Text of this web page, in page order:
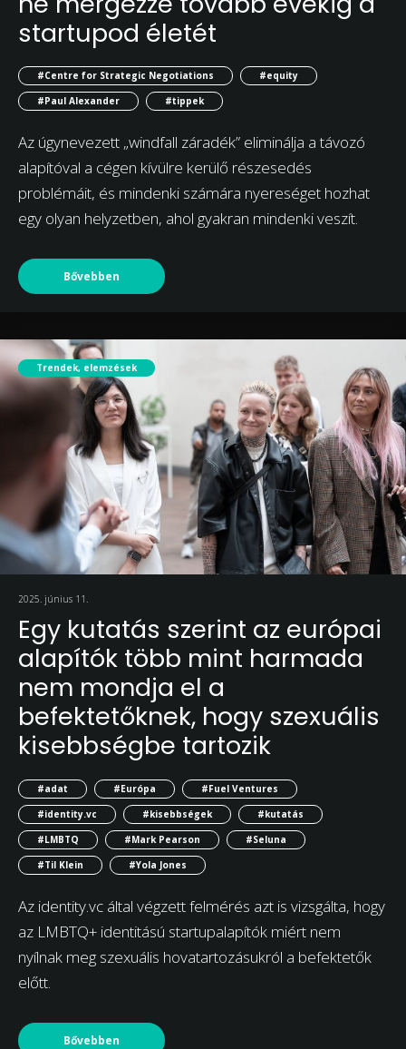
startupod életét
#Centre for Strategic Negotiations
#equity
#Paul Alexander
#tippek
Az úgynevezett „windfall záradék” eliminálja a távozó
alapítóval a cégen kívülre kerülő részesedés
problémáit, és mindenki számára nyereséget hozhat
egy olyan helyzetben, ahol gyakran mindenki veszít.
Bővebben
Trendek, elemzések
2025. június 11.
Egy kutatás szerint az európai
alapítók több mint harmada
nem mondja el a
befektetőknek, hogy szexuális
kisebbségbe tartozik
#adat #Európa
#Fuel Ventures
#identity.vc
#kisebbségek
#kutatás
#LMBTQ
#Mark Pearson
#Seluna
#Til Klein
#Yola Jones
Az identity.vc által végzett felmérés azt is vizsgálta, hogy
az LMBTQ+ identitású startupalapítók miért nem
nyílnak meg szexuális hovatartozásukról a befektetők
előtt.
Bővebben